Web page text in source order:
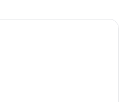
ses yalıtımı, ütü/ütü masası,